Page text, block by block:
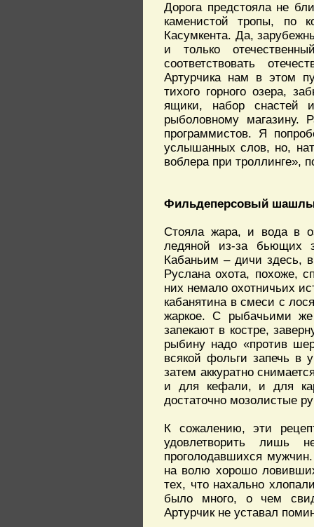
Дорога предстояла не
каменистой тропы, по
Касумкента. Да,
и только
соответствовать
Артурчика нам в этом
тихого горного озера,
ящики, набор снастей
рыболовному магазину.
программистов. Я
услышанных слов, но,
воблера при троллинге»,
Фильдеперсовый
Стояла жара, и вода в
ледяной из-за бьющих
Кабаньим – дичи здесь,
Руслана охота, похоже,
них немало охотничьих
кабанятина в смеси с
жаркое. С рыбачьими
запекают в костре,
рыбину надо «против
всякой фольги запечь в
затем аккуратно
и для кефали, и для
достаточно мозолистые
К сожалению, эти
удовлетворить лишь
проголодавшихся
на волю хорошо
тех, что нахально
было много, о чем
Артурчик не уставал